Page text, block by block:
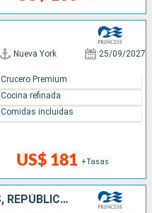
Nueva York 25/09/2027
US$ 181 +Tasas
Crucero Premium
Cocina refinada
Comidas incluidas
BAHAMAS, ESTADOS UNIDOS, REPÚBLICA DOMINICANA, ARUBA